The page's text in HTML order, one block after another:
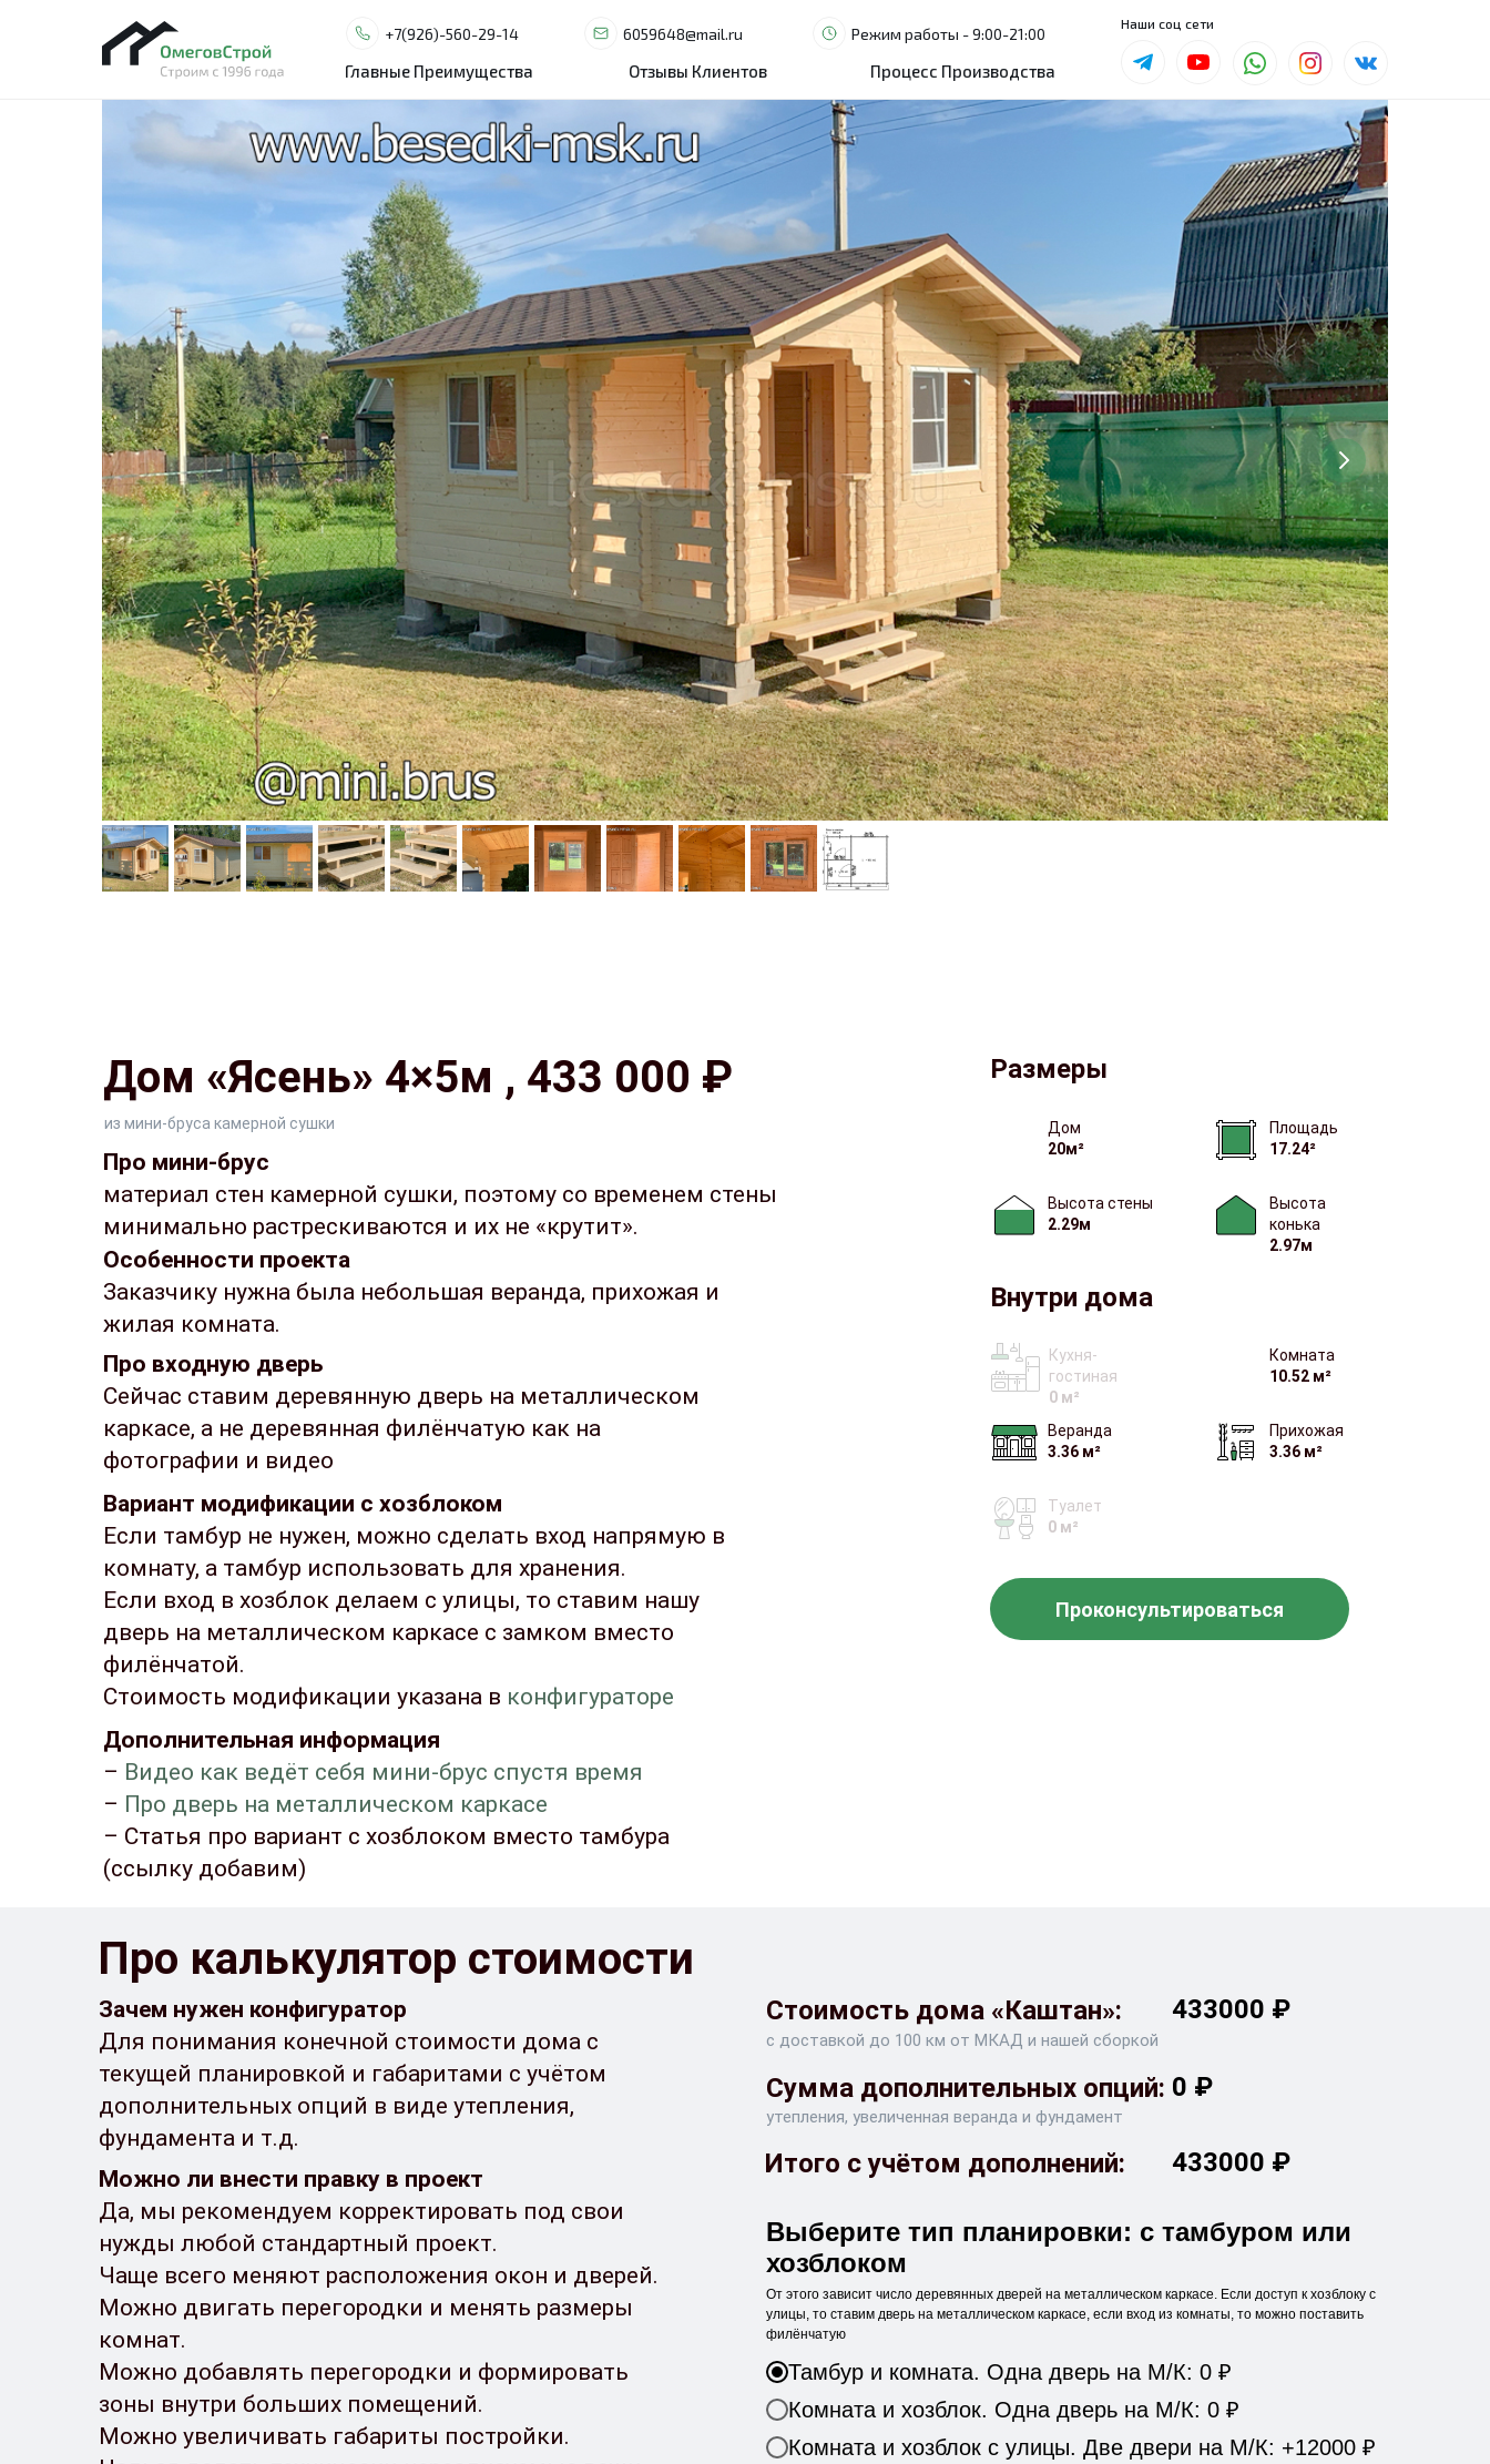
+7(926)-560-29-14 6059648@mail.ru Режим работы - 9:00-21:00
Главные Преимущества Отзывы Клиентов Процесс Производства
Наши соц сети
+7(926)-560-29-14 6059648@mail.ru Режим работы - 9:00-21:00
Главные Преимущества Отзывы Клиентов Процесс Производства
Наши соц сети
Кухня-
гостиная
0 м²
Комната
10.52 м²
Веранда
3.36 м²
Туалет
0 м²
Прихожая
3.36 м²
Внутри дома
Размеры
Дом
20м²
Площадь
17.24²
Высота стены
2.29м
Высота
конька
2.97м
Проконсультироваться
Дом «Ясень» 4×5м , 433 000 ₽
Про мини-брус
материал стен камерной сушки, поэтому со временем стены
минимально растрескиваются и их не «крутит».
из мини-бруса камерной сушки
Особенности проекта
Заказчику нужна была небольшая веранда, прихожая и
жилая комната.
Дополнительная информация
– Видео как ведёт себя мини-брус спустя время
– Про дверь на металлическом каркасе
– Статья про вариант с хозблоком вместо тамбура
(ссылку добавим)
Вариант модификации с хозблоком
Если тамбур не нужен, можно сделать вход напрямую в
комнату, а тамбур использовать для хранения.
Если вход в хозблок делаем с улицы, то ставим нашу
дверь на металлическом каркасе с замком вместо
филёнчатой.
Стоимость модификации указана в конфигураторе
Про входную дверь
Сейчас ставим деревянную дверь на металлическом
каркасе, а не деревянная филёнчатую как на
фотографии и видео
Выберите тип планировки: с тамбуром или
хозблоком
От этого зависит число деревянных дверей на металлическом каркасе. Если доступ к хозблоку с
улицы, то ставим дверь на металлическом каркасе, если вход из комнаты, то можно поставить
филёнчатую
Тамбур и комната. Одна дверь на М/К: 0 ₽
Комната и хозблок. Одна дверь на М/К: 0 ₽
Комната и хозблок с улицы. Две двери на М/К: +12000 ₽
433000 ₽
Про калькулятор стоимости
0 ₽
433000 ₽
утепления, увеличенная веранда и фундамент
Можно ли внести правку в проект
Да, мы рекомендуем корректировать под свои
нужды любой стандартный проект.
Чаще всего меняют расположения окон и дверей.
Можно двигать перегородки и менять размеры
комнат.
Можно добавлять перегородки и формировать
зоны внутри больших помещений.
Можно увеличивать габариты постройки.
с доставкой до 100 км от МКАД и нашей сборкой
Итого с учётом дополнений:
Сумма дополнительных опций:
Зачем нужен конфигуратор
Для понимания конечной стоимости дома с
текущей планировкой и габаритами с учётом
дополнительных опций в виде утепления,
фундамента и т.д.
Стоимость дома «Каштан»: